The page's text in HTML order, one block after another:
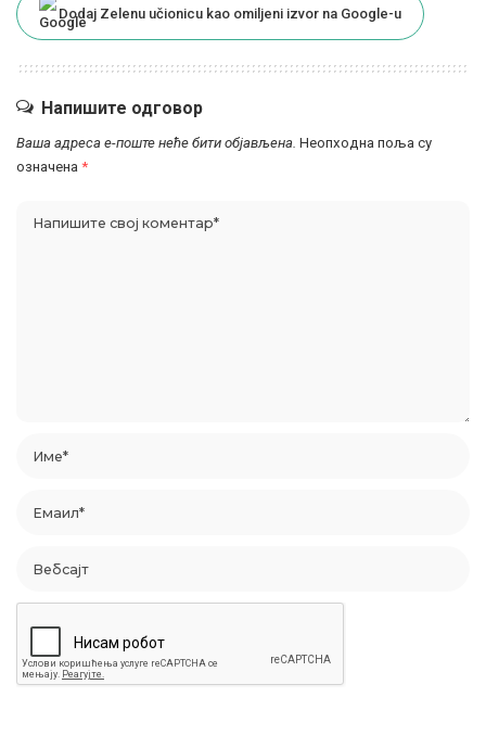
Dodaj Zelenu učionicu kao omiljeni izvor na Google-u
Напишите одговор
Ваша адреса е-поште неће бити објављена. Неопходна поља су
означена *